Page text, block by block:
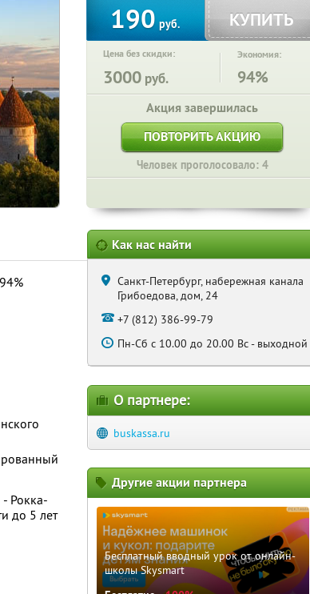
190 руб. КУПИТЬ
Цена без скидки:
3000 руб.
Экономия:
94%
Акция завершилась
ПОВТОРИТЬ АКЦИЮ
Человек проголосовало: 4
Рокка-
до 5 лет
Как нас найти
Санкт-Петербург, набережная канала
Грибоедова, дом, 24
+7 (812) 386-99-79
Пн-Сб с 10.00 до 20.00 Bс - выходной
О партнере:
buskassa.ru
Другие акции партнера
Бесплатный вводный урок от онлайн-
школы Skysmart